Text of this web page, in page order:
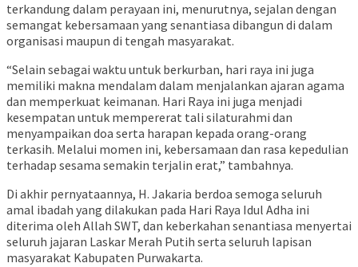
terkandung dalam perayaan ini, menurutnya, sejalan dengan
semangat kebersamaan yang senantiasa dibangun di dalam
organisasi maupun di tengah masyarakat.
“Selain sebagai waktu untuk berkurban, hari raya ini juga
memiliki makna mendalam dalam menjalankan ajaran agama
dan memperkuat keimanan. Hari Raya ini juga menjadi
kesempatan untuk mempererat tali silaturahmi dan
menyampaikan doa serta harapan kepada orang-orang
terkasih. Melalui momen ini, kebersamaan dan rasa kepedulian
terhadap sesama semakin terjalin erat,” tambahnya.
Di akhir pernyataannya, H. Jakaria berdoa semoga seluruh
amal ibadah yang dilakukan pada Hari Raya Idul Adha ini
diterima oleh Allah SWT, dan keberkahan senantiasa menyertai
seluruh jajaran Laskar Merah Putih serta seluruh lapisan
masyarakat Kabupaten Purwakarta.